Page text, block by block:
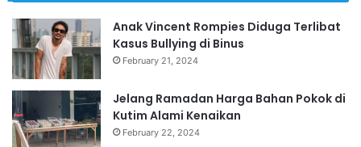
Anak Vincent Rompies Diduga Terlibat
Kasus Bullying di Binus
February 21, 2024
Jelang Ramadan Harga Bahan Pokok di
Kutim Alami Kenaikan
February 22, 2024